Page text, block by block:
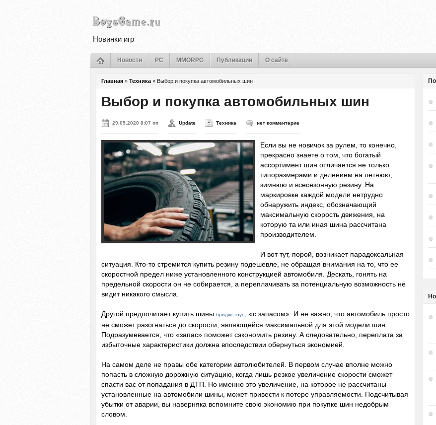
Новинки игр
Новости PC MMORPG Публикации О сайте
Главная » Техника » Выбор и покупка автомобильных шин
Выбор и покупка автомобильных шин
29.05.2020 8:07 пп Update Техника нет комментарие
Если вы не новичок за рулем, то конечно,
прекрасно знаете о том, что богатый
ассортимент шин отличается не только
типоразмерами и делением на летнюю,
зимнюю и всесезонную резину. На
маркировке каждой модели нетрудно
обнаружить индекс, обозначающий
максимальную скорость движения, на
которую та или иная шина рассчитана
производителем.
И вот тут, порой, возникает парадоксальная
ситуация. Кто-то стремится купить резину подешевле, не обращая внимания на то, что ее
скоростной предел ниже установленного конструкцией автомобиля. Дескать, гонять на
предельной скорости он не собирается, а переплачивать за потенциальную возможность не
видит никакого смысла.
Другой предпочитает купить шины бриджстоун
, «с запасом». И не важно, что автомобиль просто
не сможет разогнаться до скорости, являющейся максимальной для этой модели шин.
Подразумевается, что «запас» поможет сэкономить резину. А следовательно, переплата за
избыточные характеристики должна впоследствии обернуться экономией.
На самом деле не правы обе категории автолюбителей. В первом случае вполне можно
попасть в сложную дорожную ситуацию, когда лишь резкое увеличение скорости сможет
спасти вас от попадания в ДТП. Но именно это увеличение, на которое не рассчитаны
установленные на автомобили шины, может привести к потере управляемости. Подсчитывая
убытки от аварии, вы наверняка вспомните свою экономию при покупке шин недобрым
словом.